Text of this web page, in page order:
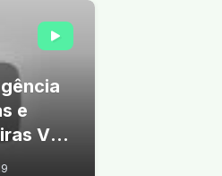
e
Vê
Arthur